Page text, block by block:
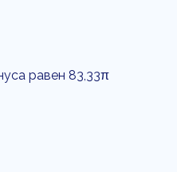
равен 83,33π